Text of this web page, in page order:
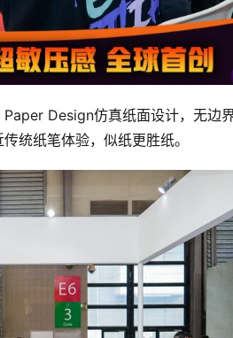
Design仿真纸面设计，无边
统纸笔体验，似纸更胜纸。